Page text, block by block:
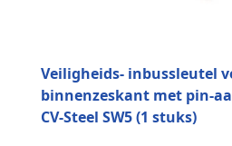
Veiligheids- inbussleutel
binnenzeskant met pin-
CV-Steel SW5 (1 stuks)